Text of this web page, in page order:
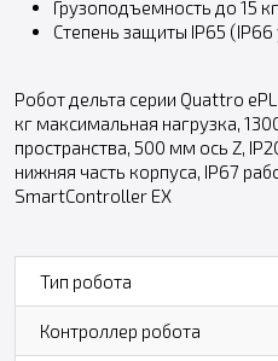
Грузоподъемность до 15 кг
Степень защиты IP65
Робот дельта серии Quattro
кг максимальная нагрузка,
пространства, 500 мм ось Z,
нижняя часть корпуса, IP67
SmartController EX
Тип робота
Контроллер робота